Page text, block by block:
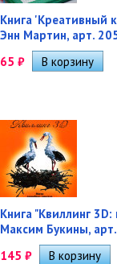
Книга 'Креативный
Энн Мартин, арт.
65 ₽
Книга "Квиллинг
Максим Букины,
145 ₽